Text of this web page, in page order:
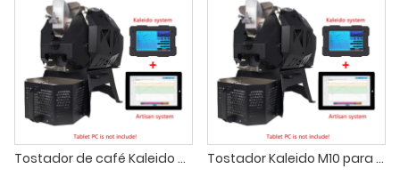
Tostador de café Kaleido M10 de doble sistema para casa y estudio Tostador Kaleido M10 para café y tueste de muestras